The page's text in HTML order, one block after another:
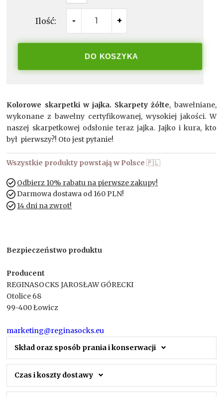
Ilość: - +
DO KOSZYKA
Kolorowe skarpetki w jajka. Skarpety żółte, bawełniane,
wykonane z bawełny certyfikowanej, wysokiej jakości. W
naszej skarpetkowej odsłonie teraz jajka. Jajko i kura, kto
był pierwszy?! Oto jest pytanie!
Wszystkie produkty powstają w Polsce 🇵🇱
Odbierz 10% rabatu na pierwsze zakupy!
Darmowa dostawa od 160 PLN!
14 dni na zwrot!
Bezpieczeństwo produktu
Producent
REGINASOCKS JAROSŁAW GÓRECKI
Otolice 68
99-400 Łowicz
marketing@reginasocks.eu
Skład oraz sposób prania i konserwacji
Czas i koszty dostawy